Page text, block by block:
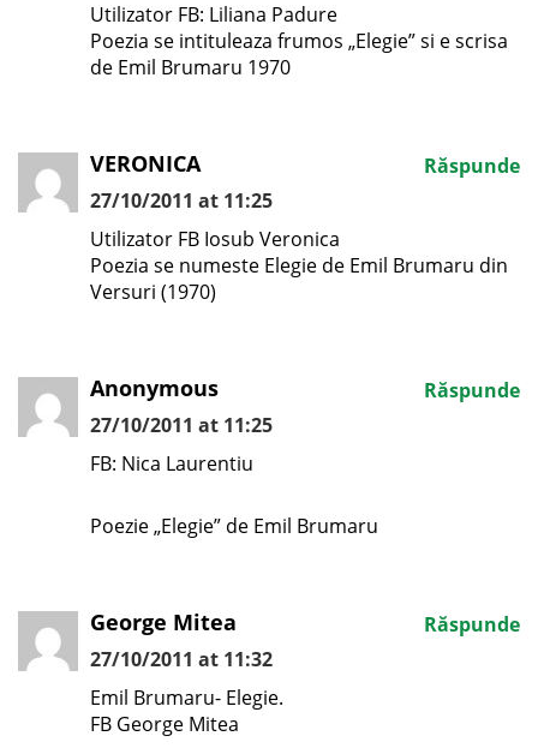
Utilizator FB: Liliana Padure
Poezia se intituleaza frumos „Elegie” si e scrisa
de Emil Brumaru 1970
VERONICA
27/10/2011 at 11:25
Utilizator FB Iosub Veronica
Poezia se numeste Elegie de Emil Brumaru din
Versuri (1970)
Răspunde
Anonymous
27/10/2011 at 11:25
FB: Nica Laurentiu
Poezie „Elegie” de Emil Brumaru
Răspunde
George Mitea
27/10/2011 at 11:32
Emil Brumaru- Elegie.
FB George Mitea
Răspunde